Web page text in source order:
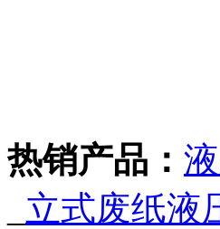
热销产品：
立式废纸液